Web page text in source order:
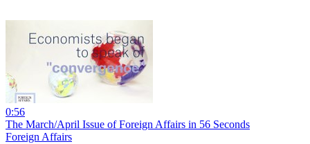
0:56
The March/April Issue of Foreign Affairs in 56 Seconds
Foreign Affairs